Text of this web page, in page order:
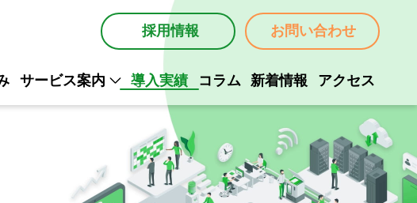
採用情報 お問い合わせ
サービス案内
システム構築
システム開発
システム保守
マスターMail
導入実績 コラム 新着情報 アクセス